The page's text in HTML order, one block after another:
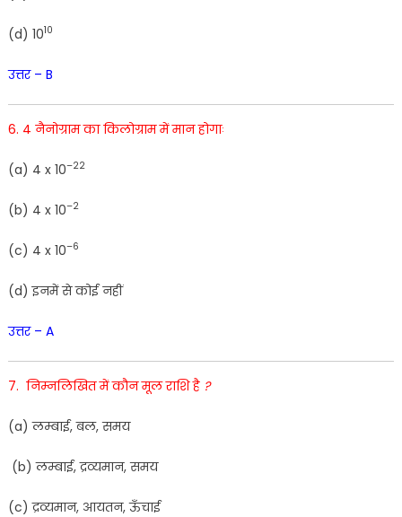
(d) 1010
उत्तर – B
6. 4 नैनोग्राम का किलोग्राम में मान होगाः
(a) 4 x 10–22
(b) 4 x 10–2
(c) 4 x 10–6
(d)इनमेंसेकोईनहीं
उत्तर – A
7. निम्नलिखितमेंकौनमूलराशिहै ?
(a) लम्बाई,बल,समय
(b)लम्बाई,द्रव्यमान,समय
(c)द्रव्यमान, आयतन,ऊँचाई